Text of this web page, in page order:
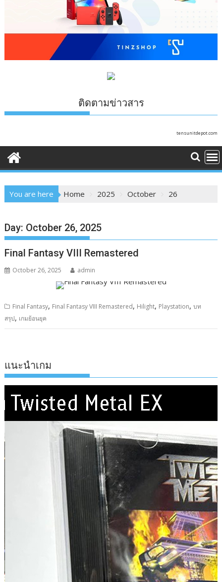
ติดตามข่าวสาร
tensunitdepot.com
You are here Home 2025 October 26
Day: October 26, 2025
Final Fantasy VIII Remastered
October 26, 2025 admin
Final Fantasy, Final Fantasy VIII Remastered, Hilight, Playstation,บท
สรุป, เกมย้อนยุค
แนะนำเกม